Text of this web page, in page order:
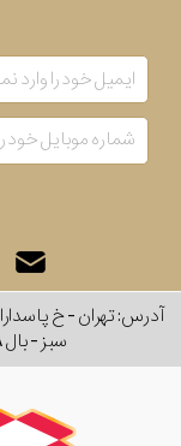
اصالت
کشور
سبز - بال A - واحد ۷۱۱